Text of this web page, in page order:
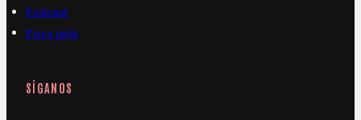
Podcast
Pura paja
SÍGANOS